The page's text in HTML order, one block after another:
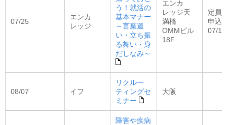
07/25
エンカ
レッジ
う！就活の
基本マナー
～言葉遣
い・立ち振
る舞い・身
だしなみ～
エンカ
レッジ天
満橋
OMMビル
18F
定員
申込
07/10
08/07 イフ
リクルー
ティングセ
ミナー
大阪
障害や疾病